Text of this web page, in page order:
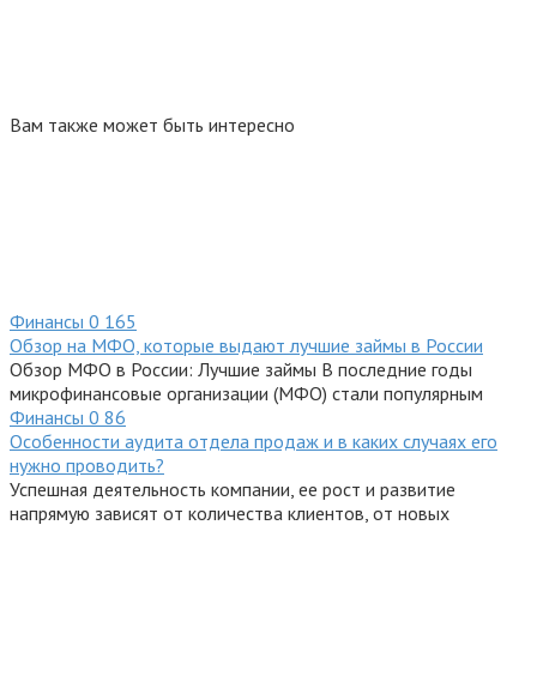
Вам также может быть интересно
Финансы 0 165
Обзор на МФО, которые выдают лучшие займы в России
Обзор МФО в России: Лучшие займы В последние годы
микрофинансовые организации (МФО) стали популярным
Финансы 0 86
Особенности аудита отдела продаж и в каких случаях его
нужно проводить?
Успешная деятельность компании, ее рост и развитие
напрямую зависят от количества клиентов, от новых